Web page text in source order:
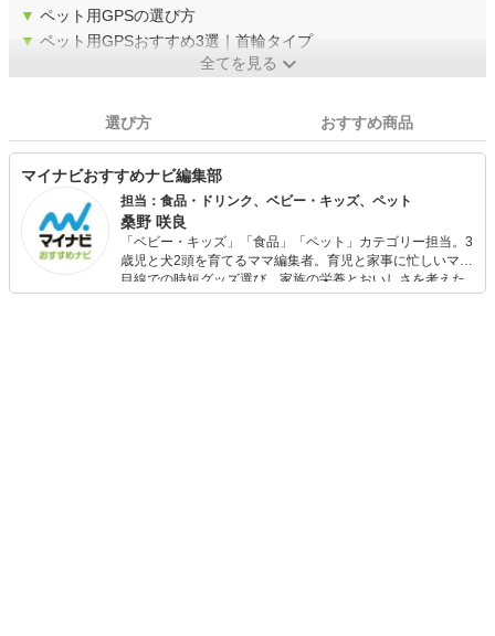
▼ ペット用GPSの選び方
▼ ペット用GPSおすすめ3選｜首輪タイプ
全てを見る
選び方 おすすめ商品
マイナビおすすめナビ編集部
担当：食品・ドリンク、ベビー・キッズ、ペット
桑野 咲良
「ベビー・キッズ」「食品」「ペット」カテゴリー担当。3
歳児と犬2頭を育てるママ編集者。育児と家事に忙しいママ
目線での時短グッズ選び、家族の栄養とおいしさを考えた
食品選び、束の間のリラックスタイムを楽しむためのスイ